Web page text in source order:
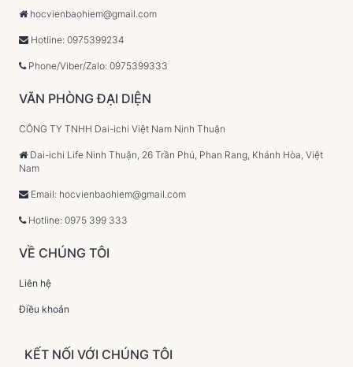
hocvienbaohiem@gmail.com
Hotline: 0975399234
Phone/Viber/Zalo: 0975399333
VĂN PHÒNG ĐẠI DIỆN
CÔNG TY TNHH Dai-ichi Việt Nam Ninh Thuận
Dai-ichi Life Ninh Thuận, 26 Trần Phú, Phan Rang, Khánh Hòa, Việt
Nam
Email: hocvienbaohiem@gmail.com
Hotline: 0975 399 333
VỀ CHÚNG TÔI
Liên hệ
Điều khoản
KẾT NỐI VỚI CHÚNG TÔI